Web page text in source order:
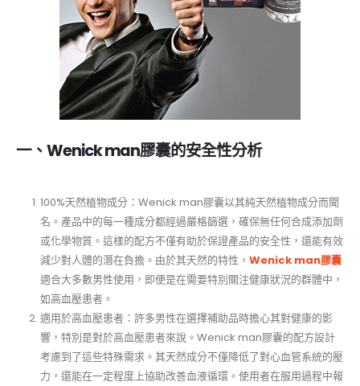
一、Wenick man膠囊的安全性分析
100%天然植物成分：Wenick man膠囊以其純天然植物成分而聞
名。產品中的每一種成分都經過嚴格篩選，確保無任何合成添加劑
或化學物質。這樣的配方不僅有助於保證產品的安全性，還能有效
減少對人體的潛在負擔。由於其天然的特性， Wenick man膠囊
適合大多數男性使用，即便是在需要特別關注健康狀況的群體中，
如高血壓患者。
適用於高血壓患者：許多男性在選擇補助品時擔心其對健康的影
響，特別是對於高血壓患者來說。Wenick man膠囊的配方設計
考慮到了這些特殊需求。其天然成分不僅降低了對心血管系統的壓
力，還能在一定程度上協助改善血液循環。使用者在服用過程中報